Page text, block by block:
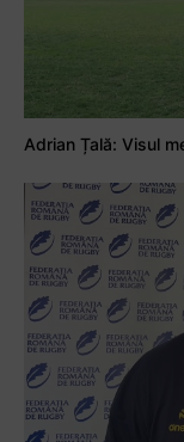
Adrian Țală: Visul